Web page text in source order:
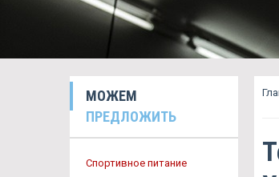
МОЖЕМ
ПРЕДЛОЖИТЬ
Спортивное питание